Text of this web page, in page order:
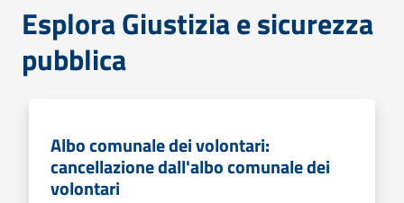
Esplora Giustizia e sicurezza
pubblica
Albo comunale dei volontari:
cancellazione dall'albo comunale dei
volontari